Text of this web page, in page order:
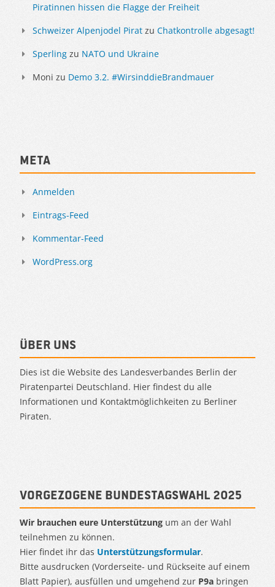
Piratinnen hissen die Flagge der Freiheit
Schweizer Alpenjodel Pirat zu Chatkontrolle abgesagt!
Sperling zu NATO und Ukraine
Moni zu Demo 3.2. #WirsinddieBrandmauer
Meta
Anmelden
Eintrags-Feed
Kommentar-Feed
WordPress.org
Über uns
Dies ist die Website des Landesverbandes Berlin der
Piratenpartei Deutschland. Hier findest du alle
Informationen und Kontaktmöglichkeiten zu Berliner
Piraten.
Vorgezogene Bundestagswahl 2025
Wir brauchen eure Unterstützung um an der Wahl
teilnehmen zu können.
Hier findet ihr das Unterstützungsformular.
Bitte ausdrucken (Vorderseite- und Rückseite auf einem
Blatt Papier), ausfüllen und umgehend zur P9a bringen